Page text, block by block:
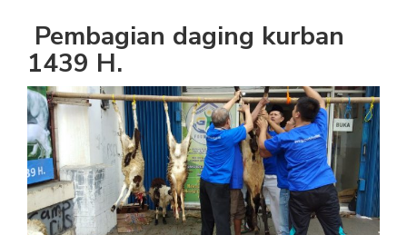
Pembagian daging kurban
1439 H.